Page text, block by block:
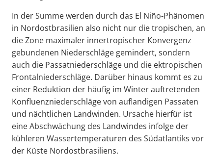
In der Summe werden durch das El Niño-Phänomen
in Nordostbrasilien also nicht nur die tropischen, an
die Zone maximaler innertropischer Konvergenz
gebundenen Niederschläge gemindert, sondern
auch die Passatniederschläge und die ektropischen
Frontalniederschläge. Darüber hinaus kommt es zu
einer Reduktion der häufig im Winter auftretenden
Konfluenzniederschläge von auflandigen Passaten
und nächtlichen Landwinden. Ursache hierfür ist
eine Abschwächung des Landwindes infolge der
kühleren Wassertemperaturen des Südatlantiks vor
der Küste Nordostbrasiliens.